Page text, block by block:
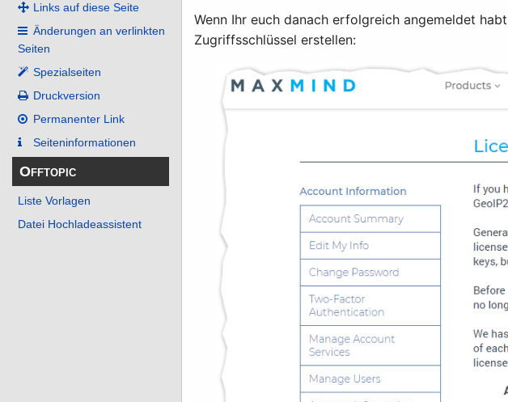
Links auf diese Seite
Änderungen an verlinkten
Seiten
Spezialseiten
Druckversion
Permanenter Link
Seiten­­informationen
Offtopic
Liste Vorlagen
Datei Hochladeassistent
Wenn Ihr euch danach erfolgreich angemeldet
Zugriffsschlüssel erstellen: